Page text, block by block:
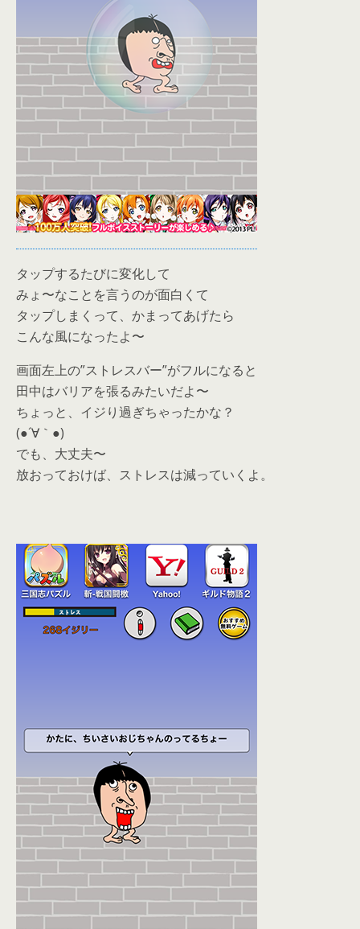
タップするたびに変化して
みょ〜なことを言うのが面白くて
タップしまくって、かまってあげたら
こんな風になったよ〜
画面左上の”ストレスバー”がフルになると
田中はバリアを張るみたいだよ〜
ちょっと、イジり過ぎちゃったかな？
(●´∀｀●)
でも、大丈夫〜
放おっておけば、ストレスは減っていくよ。